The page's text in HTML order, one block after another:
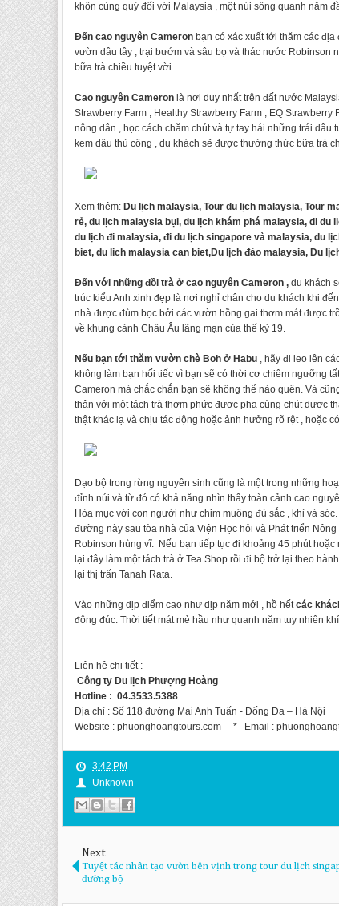
khôn cùng quý đối với Malaysia , một núi sông quanh năm
Đến cao nguyên Cameron bạn có xác xuất tới thăm các
vườn dâu tây , trại bướm và sâu bọ và thác nước Robinson
bữa trà chiều tuyệt vời.
Cao nguyên Cameron là nơi duy nhất trên đất nước
Strawberry Farm , Healthy Strawberry Farm , EQ
nông dân , học cách chăm chút và tự tay hái những trái
kem dâu thủ công , du khách sẽ được thưởng thức bữa trà
Xem thêm: Du lịch malaysia, Tour du lịch malaysia, Tour
rẻ, du lịch malaysia bụi, du lịch khám phá malaysia, di
du lịch đi malaysia, đi du lịch singapore và malaysia, du
biet, du lich malaysia can biet,Du lịch đảo malaysia, Du
Đến với những đồi trà ở cao nguyên Cameron , du khách
trúc kiểu Anh xinh đẹp là nơi nghỉ chân cho du khách khi
nhà được đùm bọc bởi các vườn hồng gai thơm mát được
về khung cảnh Châu Âu lãng mạn của thế kỷ 19.
Nếu bạn tới thăm vườn chè Boh ở Habu , hãy đi leo lên
không làm bạn hối tiếc vì bạn sẽ có thời cơ chiêm ngưỡng
Cameron mà chắc chắn bạn sẽ không thể nào quên. Và
thân với một tách trà thơm phức được pha cùng chút dược
thật khác lạ và chịu tác động hoặc ảnh hưởng rõ rệt , hoặc
Dạo bộ trong rừng nguyên sinh cũng là một trong những
đỉnh núi và từ đó có khả năng nhìn thấy toàn cảnh cao
Hòa mục với con người như chim muông đủ sắc , khỉ và
đường này sau tòa nhà của Viện Học hỏi và Phát triển
Robinson hùng vĩ. Nếu bạn tiếp tục đi khoảng 45 phút
lại đây làm một tách trà ở Tea Shop rồi đi bộ trở lại theo
lại thị trấn Tanah Rata.
Vào những dịp điểm cao như dịp năm mới , hồ hếtcác
đông đúc. Thời tiết mát mẻ hầu như quanh năm tuy nhiên
Liên hệ chi tiết :
Công ty Du lịch Phượng Hoàng
Hotline : 04.3533.5388
Địa chỉ : Số 118 đường Mai Anh Tuấn - Đống Đa – Hà Nội
Website : phuonghoangtours.com * Email :
3:42 PM
Unknown
Next
Tuyệt tác nhân tạo vườn bên vịnh trong tour du lịch
đường bộ